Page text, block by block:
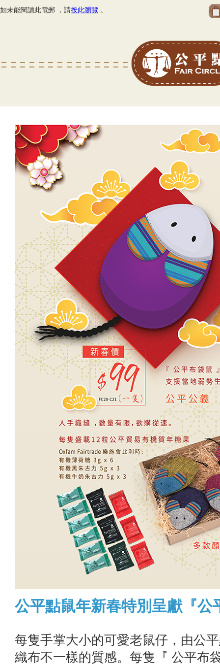
如未能閱讀此電郵 ，請按此瀏覽 。
公平點鼠年新春特別呈獻『公
每隻手掌大小的可愛老鼠仔，由公
織布不一樣的質感。每隻『 公平布